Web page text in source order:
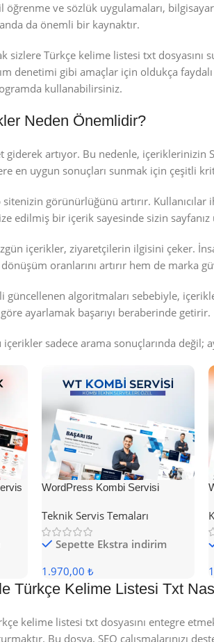
öğrenme ve sözlük uygulamaları,
da önemli bir kaynaktır.
sizlere Türkçe kelime listesi txt
denetimi gibi amaçlar için oldukça
kullanabilirsiniz.
Neden Önemlidir?
giderek artıyor. Bu nedenle, içeriklerinizin
en uygun sonuçları sunmak için çeşitli
görünürlüğünü artırır.
edilmiş bir içerik sayesinde sizin sayfanız
içerikler, ziyaretçilerin ilgisini çeker.
oranlarını artırır hem de marka
güncellenen algoritmaları sebebiyle,
ayarlamak başarıyı beraberinde getirir.
sadece arama sonuçlarında değil;
WordPress Kombi Servisi
Teknik Servis Temaları
Sepette Ekstra indirim
1.970,00 ₺
Türkçe Kelime Listesi Txt
kelime listesi txt dosyasını entegre
Bu dosya, SEO çalışmalarınızı